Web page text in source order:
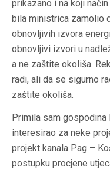
prikazano i na koji
bila ministrica zamolio
obnovljivih izvora
obnovljivi izvori u
a ne zaštite okoliša.
radi, ali da se sigurno
zaštite okoliša.
Primila sam
interesirao za neke
projekt kanala Pag –
postupku procjene